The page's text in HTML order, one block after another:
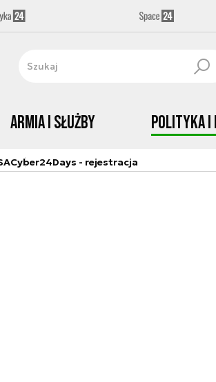
Armia i Służby Polityka i
Cyber24Days - rejestracja